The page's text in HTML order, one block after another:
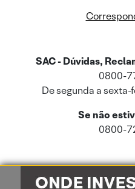
SAC - Dúvidas,
0800-
De segunda a
Se não
0800-
Este site usa cookies e dados
Cookies
e a nossa